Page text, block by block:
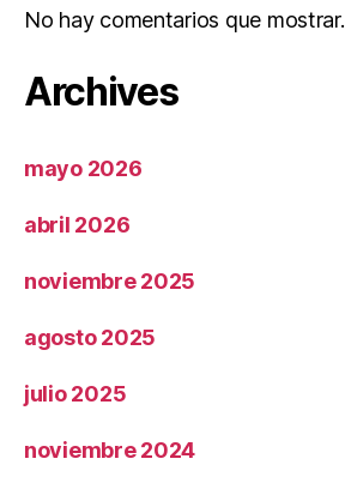
No hay comentarios que mostrar.
Archives
mayo 2026
abril 2026
noviembre 2025
agosto 2025
julio 2025
noviembre 2024